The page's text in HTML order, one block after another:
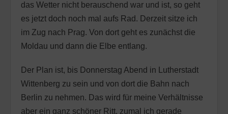
das Wetter nicht berauschend war und ist, so geht
es jetzt doch noch mal aufs Rad. Derzeit sitze ich
im Zug nach Prag. Von dort geht es zunächst die
Moldau und dann die Elbe entlang.
Der Plan ist, bis Donnerstag Abend in Lutherstadt
Wittenberg zu sein und von dort die Bahn nach
Berlin zu nehmen. Das wird für meine Verhältnisse
aber ein ganz schöner Ritt, zumal ich gerade